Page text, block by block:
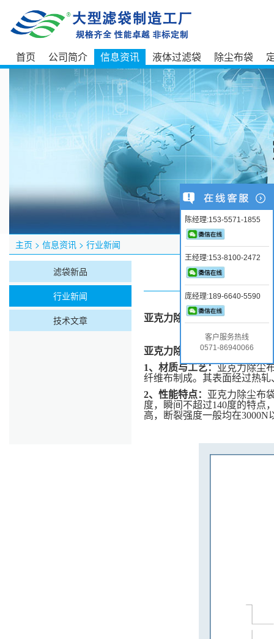
首页 公司简介 信息资讯 液体过滤袋 除尘布袋
主页 > 信息资讯 > 行业新闻
滤袋新品
行业新闻
技术文章
亚克力除尘布袋和玻璃棉的区
亚克力除尘布袋：
1、 材质与工艺：亚克力除尘
纤维布制成。其表面经过热
2、 性能特点： 亚克力除尘布
度，瞬间不超过140度的特点
高，断裂强度一般均在
陈经理:153-5571-1855
王经理:153-8100-2472
庞经理:189-6640-5590
客户服务热线
0571-86940066